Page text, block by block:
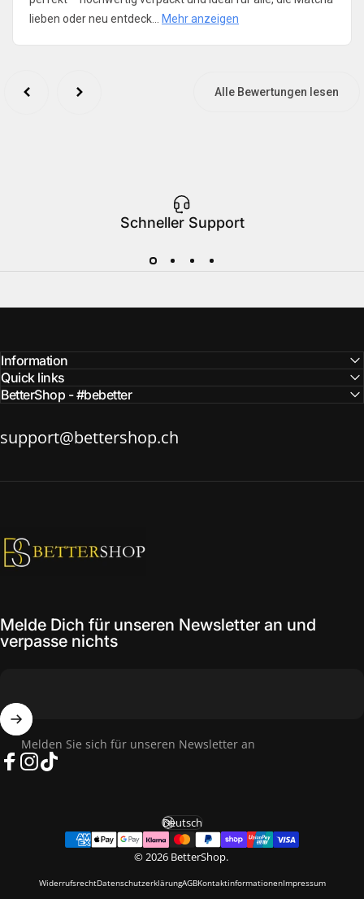
lieben oder neu entdeck...
Mehr anzeigen
Alle Bewertungen lesen
Schneller Support
Information
Quick links
BetterShop - #bebetter
support@bettershop.ch
Melde Dich für unseren Newsletter an und
verpasse nichts
Melden Sie sich für unseren Newsletter an
© 2026 BetterShop.
WiderrufsrechtDatenschutzerklärungAGBKontaktinformationenImpressum
Sprache
Deutsch